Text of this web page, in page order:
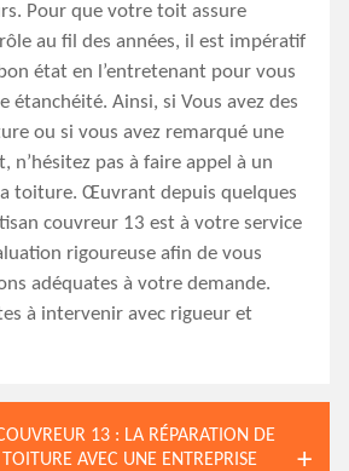
Pour que votre toit assure
au fil des années, il est impératif
état en l’entretenant pour vous
étanchéité. Ainsi, si Vous avez des
ou si vous avez remarqué une
pas à faire appel à un
toiture. Œuvrant depuis quelques
couvreur 13 est à votre service
rigoureuse afin de vous
adéquates à votre demande.
à intervenir avec rigueur et
13 : LA RÉPARATION DE
AVEC UNE ENTREPRISE